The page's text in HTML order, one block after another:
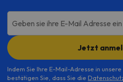
Geben sie ihre E-Mail Adresse ein
Jetzt
Indem Sie Ihre E-Mail-Adresse in
bestätigen Sie, dass Sie die